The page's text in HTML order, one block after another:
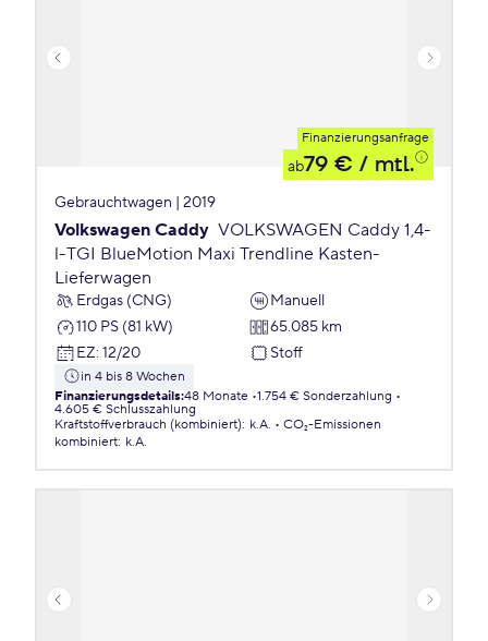
Finanzierungsanfrage
ab79 € / mtl.
Gebrauchtwagen | 2019
Volkswagen Caddy VOLKSWAGEN Caddy 1,4-
l-TGI BlueMotion Maxi Trendline Kasten-
Lieferwagen
Erdgas (CNG)
Manuell
110 PS (81 kW)
65.085 km
EZ: 12/20 Stoff
in 4 bis 8 Wochen
Finanzierungsdetails:48 Monate 1.754 € Sonderzahlung
4.605 € Schlusszahlung
Kraftstoffverbrauch (kombiniert): k.A.
CO₂-Emissionen
kombiniert: k.A.